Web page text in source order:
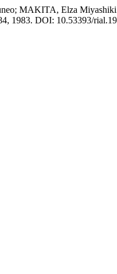
MAKITA, Elza Miyashiki.
1983. DOI: 10.53393/